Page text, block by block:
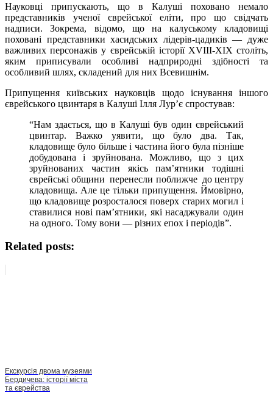
Науковці припускають, що в Калуші поховано немало
представників ученої єврейської еліти, про що свідчать
надписи. Зокрема, відомо, що на калуському кладовищі
поховані представники хасидських лідерів-цадиків — дуже
важливих персонажів у єврейській історії XVIII-ХIX століть,
яким приписували особливі надприродні здібності та
особливий шлях, складений для них Всевишнім.
Припущення київських науковців щодо існування іншого
єврейського цвинтаря в Калуші Ілля Лур’є спростував:
“Нам здається, що в Калуші був один єврейський
цвинтар. Важко уявити, що було два. Так,
кладовище було більше і частина його була пізніше
добудована і зруйнована. Можливо, що з цих
зруйнованих частин якісь пам’ятники тодішні
єврейські общини перенесли поближче до центру
кладовища. Але це тільки припущення. Ймовірно,
що кладовище розросталося поверх старих могил і
ставилися нові пам’ятники, які насаджували один
на одного. Тому вони — різних епох і періодів”.
Related posts:
Екскурсія двома музеями
Бердичева: історії міста
та єврейства